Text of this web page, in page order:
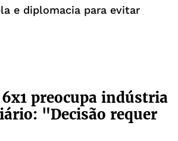
e diplomacia para evitar
preocupa indústria
"Decisão requer